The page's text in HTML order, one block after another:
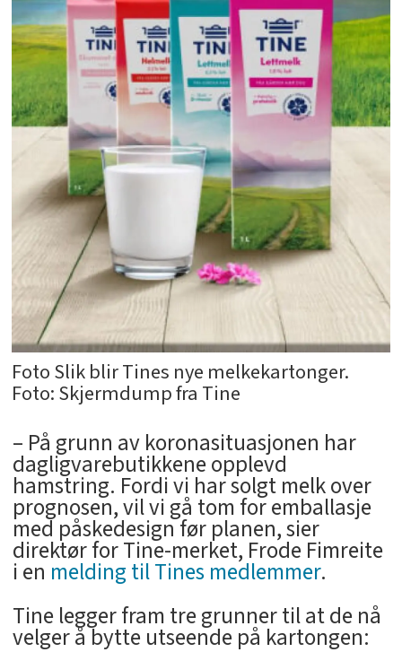
Foto Slik blir Tines nye melkekartonger.
Foto: Skjermdump fra Tine
– På grunn av koronasituasjonen har
dagligvarebutikkene opplevd
hamstring. Fordi vi har solgt melk over
prognosen, vil vi gå tom for emballasje
med påskedesign før planen, sier
direktør for Tine-merket, Frode Fimreite
i en melding til Tines medlemmer.
Tine legger fram tre grunner til at de nå
velger å bytte utseende på kartongen: